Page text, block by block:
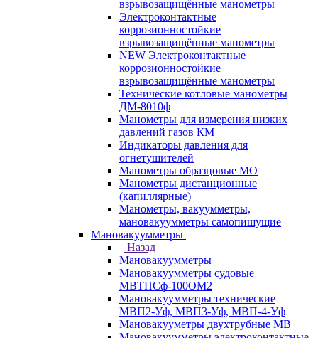
взрывозащищённые манометры
Электроконтактные
коррозионностойкие
взрывозащищённые манометры
NEW Электроконтактные
коррозионностойкие
взрывозащищённые манометры
Технические котловые манометры
ДМ-8010ф
Манометры для измерения низких
давлений газов КМ
Индикаторы давления для
огнетушителей
Манометры образцовые МО
Манометры дистанционные
(капиллярные)
Манометры, вакуумметры,
мановакуумметры самопишущие
Мановакуумметры
Назад
Мановакуумметры
Мановакуумметры судовые
МВТПСф-100ОМ2
Мановакуумметры технические
МВП2-Уф, МВП3-Уф, МВП-4-Уф
Мановакууметры двухтрубные МВ